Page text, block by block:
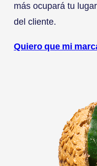
más ocupará tu
del cliente.
Quiero que mi